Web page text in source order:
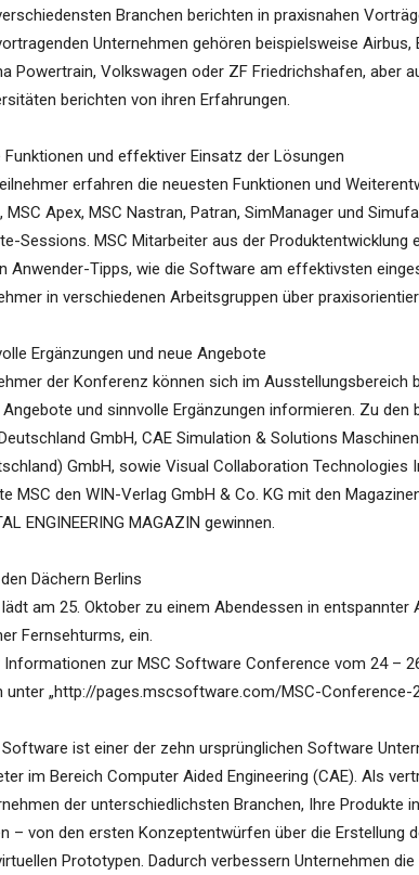
Branchen berichten in praxisnahen
Unternehmen gehören beispielsweise Airbus,
Powertrain, Volkswagen oder ZF Friedrichshafen, aber
berichten von ihren Erfahrungen.
Funktionen und effektiver Einsatz der Lösungen
erfahren die neuesten Funktionen und
MSC Apex, MSC Nastran, Patran, SimManager und
Sessions. MSC Mitarbeiter aus der Produktentwicklung
Anwender-Tipps, wie die Software am effektivsten
in verschiedenen Arbeitsgruppen über
Ergänzungen und neue Angebote
der Konferenz können sich im Ausstellungsbereich
Angebote und sinnvolle Ergänzungen informieren. Zu
GmbH, CAE Simulation & Solutions
GmbH, sowie Visual Collaboration Technologies
MSC den WIN-Verlag GmbH & Co. KG mit den
ENGINEERING MAGAZIN gewinnen.
Dächern Berlins
lädt am 25. Oktober zu einem Abendessen in
Fernsehturms, ein.
Informationen zur MSC Software Conference vom 24 –
unter „http://pages.mscsoftware.com/MSC-Conference-
Software ist einer der zehn ursprünglichen Software
im Bereich Computer Aided Engineering (CAE). Als
der unterschiedlichsten Branchen, Ihre Produkte
– von den ersten Konzeptentwürfen über die Erstellung
Prototypen. Dadurch verbessern Unternehmen